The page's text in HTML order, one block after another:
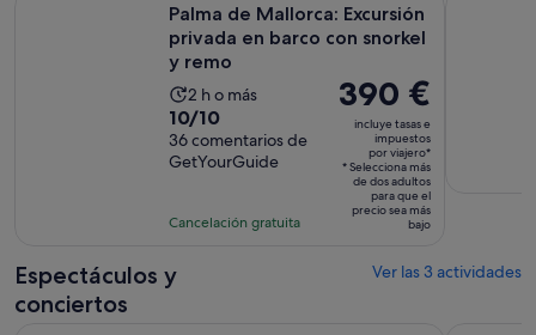
Palma de Mallorca: Excursión
privada en barco con snorkel
y remo
La
duración
de
la
es
2 h o más
10.0
sobre
10
36
10/10
36 comentarios de
GetYourGuide
Cancelación gratuita
El
precio
es
de
390 €
por
390 €
incluye tasas e
impuestos
por viajero*
* Selecciona más
de dos adultos
para que el
precio sea más
bajo
Espectáculos y
conciertos
Ver las 3 actividades